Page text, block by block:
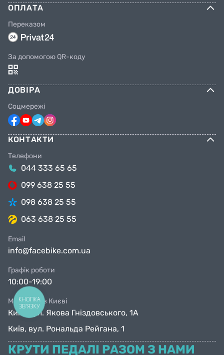
ОПЛАТА
Переказом
За допомогою QR-коду
ДОВІРА
Соцмережі
КОНТАКТИ
Телефони
044 333 65 65
099 638 25 55
098 638 25 55
063 638 25 55
Email
info@facebike.com.ua
Графік роботи
10:00-19:00
Магазини в Києві
Київ, вул. Якова Гніздовського, 1А
Київ, вул. Рональда Рейгана, 1
КРУТИ ПЕДАЛІ РАЗОМ З НАМИ
КНОПКА
ЗВ'ЯЗКУ